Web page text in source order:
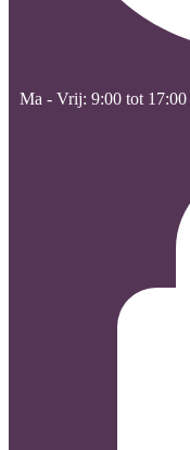
Ma - Vrij: 9:00 tot 17:00